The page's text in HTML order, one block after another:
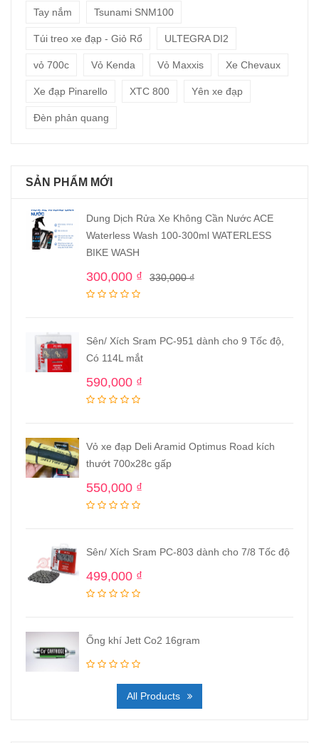
Tay nắm Tsunami SNM100
Túi treo xe đạp - Giỏ Rổ ULTEGRA DI2
vỏ 700c Vỏ Kenda Vỏ Maxxis Xe Chevaux
Xe đạp Pinarello XTC 800 Yên xe đạp
Đèn phản quang
SẢN PHẨM MỚI
Dung Dịch Rửa Xe Không Cần Nước ACE
Waterless Wash 100-300ml WATERLESS
BIKE WASH
330,000₫
300,000 ₫
Sên/ Xích Sram PC-951 dành cho 9 Tốc độ,
Có 114L mắt
590,000 ₫
Vỏ xe đạp Deli Aramid Optimus Road kích
thướt 700x28c gấp
550,000 ₫
Sên/ Xích Sram PC-803 dành cho 7/8 Tốc độ
499,000 ₫
Ống khí Jett Co2 16gram
All Products